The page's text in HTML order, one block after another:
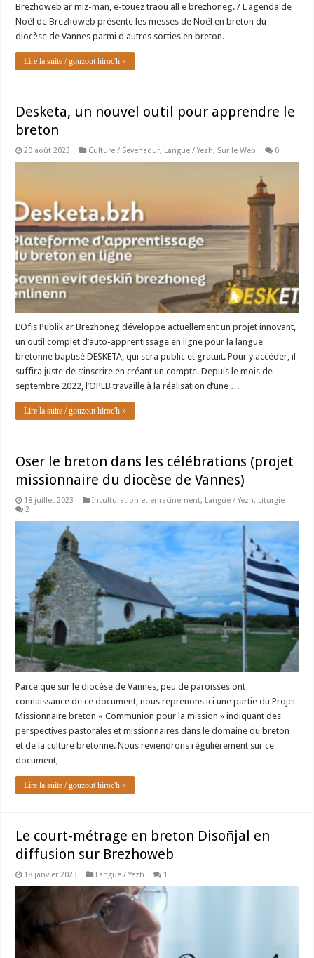
Brezhoweb ar miz-mañ, e-touez traoù all e brezhoneg. / L'agenda de
Noël de Brezhoweb présente les messes de Noël en breton du
diocèse de Vannes parmi d'autres sorties en breton.
Lire la suite / gouzout hiroc'h »
Desketa, un nouvel outil pour apprendre le
breton
20 août 2023 Culture / Sevenadur, Langue / Yezh, Sur le Web 0
L’Ofis Publik ar Brezhoneg développe actuellement un projet innovant,
un outil complet d’auto-apprentissage en ligne pour la langue
bretonne baptisé DESKETA, qui sera public et gratuit. Pour y accéder, il
suffira juste de s’inscrire en créant un compte. Depuis le mois de
septembre 2022, l’OPLB travaille à la réalisation d’une …
Lire la suite / gouzout hiroc'h »
Oser le breton dans les célébrations (projet
missionnaire du diocèse de Vannes)
18 juillet 2023 Inculturation et enracinement, Langue / Yezh, Liturgie
2
Parce que sur le diocèse de Vannes, peu de paroisses ont
connaissance de ce document, nous reprenons ici une partie du Projet
Missionnaire breton « Communion pour la mission » indiquant des
perspectives pastorales et missionnaires dans le domaine du breton
et de la culture bretonne. Nous reviendrons régulièrement sur ce
document, …
Lire la suite / gouzout hiroc'h »
Le court-métrage en breton Disoñjal en
diffusion sur Brezhoweb
18 janvier 2023 Langue / Yezh 1